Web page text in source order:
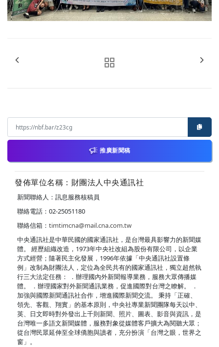
推廣新聞稿
發佈單位名稱：財團法人中央通訊社
新聞聯絡人：訊息服務核稿員
聯絡電話：02-25051180
聯絡信箱： timtimcna@mail.cna.com.tw
中央通訊社是中華民國的國家通訊社，是台灣最具影響力的新聞媒
體。 經歷組織改造，1973年中央社改組為股份有限公司，以企業
方式經營；隨著民主化發展，1996年依據「中央通訊社設置條
例」改制為財團法人，定位為全民共有的國家通訊社，獨立超然執
行三大法定任務： ．辦理國內外新聞報導業務，服務大眾傳播媒
體。 ．辦理國家對外新聞通訊業務，促進國際對台灣之瞭解。 ．
加強與國際新聞通訊社合作，增進國際新聞交流。 秉持「正確、
領先、客觀、翔實」的基本原則，中央社專業新聞團隊每天以中、
英、日文即時對外發出上千則新聞、照片、圖表、影音與資訊，是
台灣唯一多語文新聞媒體，服務對象從媒體客戶擴大為閱聽大眾；
從台灣民眾延伸至全球僑胞與讀者，充分扮演「台灣之眼，世界之
窗」。